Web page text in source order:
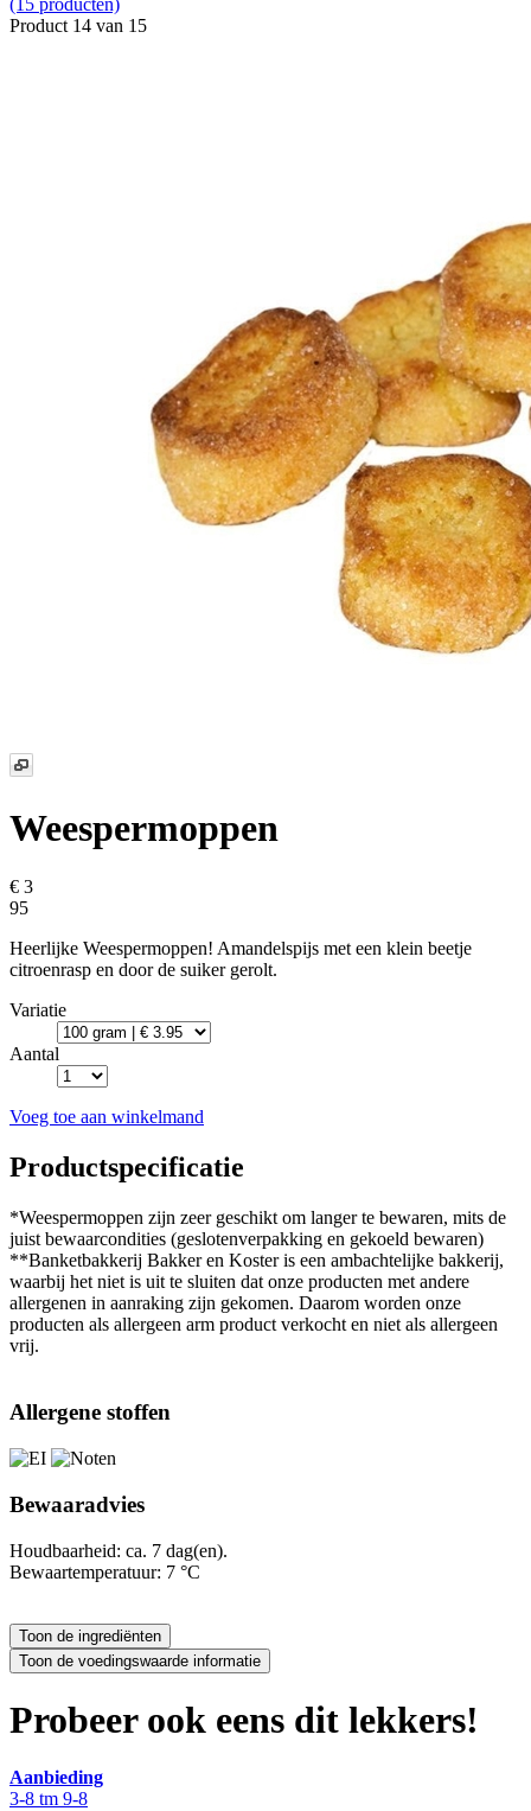
(15 producten)
Product 14 van 15
Weespermoppen
€ 3
95
Heerlijke Weespermoppen! Amandelspijs met een klein beetje
citroenrasp en door de suiker gerolt.
Variatie
Aantal
Voeg toe aan winkelmand
Productspecificatie
*Weespermoppen zijn zeer geschikt om langer te bewaren, mits de
juist bewaarcondities (geslotenverpakking en gekoeld bewaren)
**Banketbakkerij Bakker en Koster is een ambachtelijke bakkerij,
waarbij het niet is uit te sluiten dat onze producten met andere
allergenen in aanraking zijn gekomen. Daarom worden onze
producten als allergeen arm product verkocht en niet als allergeen
vrij.
Allergene stoffen
Bewaaradvies
Houdbaarheid: ca. 7 dag(en).
Bewaartemperatuur: 7 °C
Probeer ook eens dit lekkers!
Aanbieding
3-8 tm 9-8